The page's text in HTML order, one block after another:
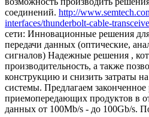
соединений. http://
interfaces/thunderbolt-cable-
сети: Инновационные решения
передачи данных (оптические,
сигналов) Надежные решения ,
производительность, а также
конструкцию и снизить затраты
системы. Предлагаем
приемопередающих продуктов в
данных от 100Mb/s - до 100Gb/s.